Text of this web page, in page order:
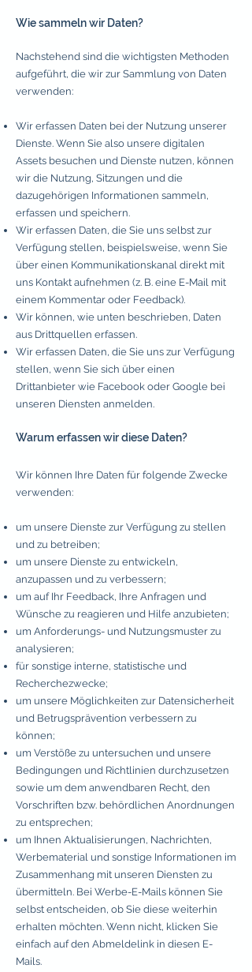
Wie sammeln wir Daten?
Nachstehend sind die wichtigsten Methoden
aufgeführt, die wir zur Sammlung von Daten
verwenden:
Wir erfassen Daten bei der Nutzung unserer
Dienste. Wenn Sie also unsere digitalen
Assets besuchen und Dienste nutzen, können
wir die Nutzung, Sitzungen und die
dazugehörigen Informationen sammeln,
erfassen und speichern.
Wir erfassen Daten, die Sie uns selbst zur
Verfügung stellen, beispielsweise, wenn Sie
über einen Kommunikationskanal direkt mit
uns Kontakt aufnehmen (z. B. eine E-Mail mit
einem Kommentar oder Feedback).
Wir können, wie unten beschrieben, Daten
aus Drittquellen erfassen.
Wir erfassen Daten, die Sie uns zur Verfügung
stellen, wenn Sie sich über einen
Drittanbieter wie Facebook oder Google bei
unseren Diensten anmelden.
Warum erfassen wir diese Daten?
Wir können Ihre Daten für folgende Zwecke
verwenden:
um unsere Dienste zur Verfügung zu stellen
und zu betreiben;
um unsere Dienste zu entwickeln,
anzupassen und zu verbessern;
um auf Ihr Feedback, Ihre Anfragen und
Wünsche zu reagieren und Hilfe anzubieten;
um Anforderungs- und Nutzungsmuster zu
analysieren;
für sonstige interne, statistische und
Recherchezwecke;
um unsere Möglichkeiten zur Datensicherheit
und Betrugsprävention verbessern zu
können;
um Verstöße zu untersuchen und unsere
Bedingungen und Richtlinien durchzusetzen
sowie um dem anwendbaren Recht, den
Vorschriften bzw. behördlichen Anordnungen
zu entsprechen;
um Ihnen Aktualisierungen, Nachrichten,
Werbematerial und sonstige Informationen im
Zusammenhang mit unseren Diensten zu
übermitteln. Bei Werbe-E-Mails können Sie
selbst entscheiden, ob Sie diese weiterhin
erhalten möchten. Wenn nicht, klicken Sie
einfach auf den Abmeldelink in diesen E-
Mails.